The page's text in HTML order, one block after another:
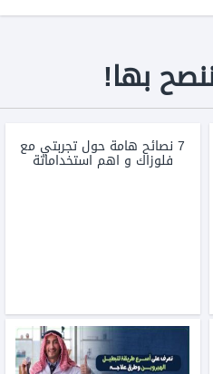
بها!
7 نصائح هامة حول تجربتي مع
فلوزاك و اهم استخداماتة